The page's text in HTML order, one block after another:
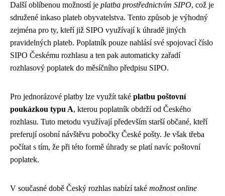
Další oblíbenou možností je platba prostřednictvím SIPO, což je
sdružené inkaso plateb obyvatelstva. Tento způsob je výhodný
zejména pro ty, kteří již SIPO využívají k úhradě jiných
pravidelných plateb. Poplatník pouze nahlásí své spojovací číslo
SIPO Českému rozhlasu a ten pak automaticky zařadí
rozhlasový poplatek do měsíčního předpisu SIPO.
Pro jednorázové platby lze využít také platbu poštovní
poukázkou typu A, kterou poplatník obdrží od Českého
rozhlasu. Tuto metodu využívají především starší občané, kteří
preferují osobní návštěvu pobočky České pošty. Je však třeba
počítat s tím, že při této formě úhrady se platí navíc poštovní
poplatek.
V současné době Český rozhlas nabízí také možnost online